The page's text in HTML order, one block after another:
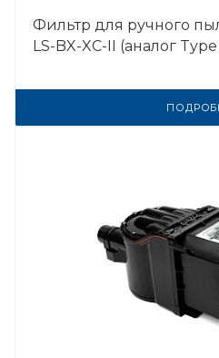
Фильтр для ручного
LS-BX-XC-II (аналог Type